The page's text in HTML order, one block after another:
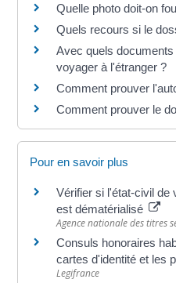
Quelle photo doit-on
Quels recours si le
Avec quels
voyager à l'étranger ?
Comment prouver
Comment prouver le
Pour en savoir plus
Vérifier si l'état-civil de
est dématérialisé
Agence nationale des titres
Consuls honoraires
cartes d'identité et les
Legifrance